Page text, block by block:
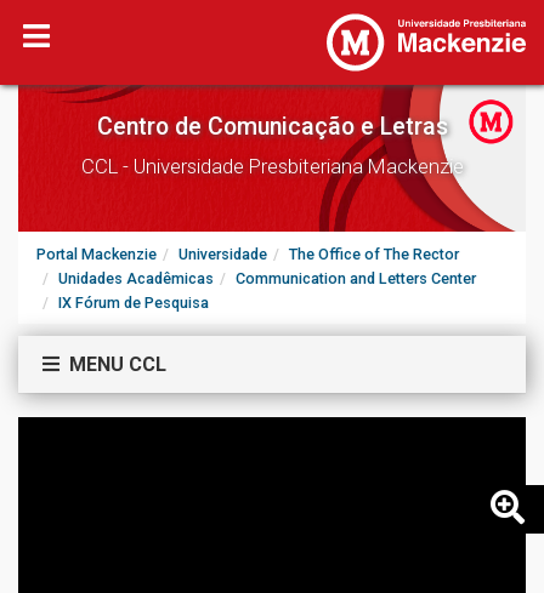
Centro de Comunicação e Letras
CCL - Universidade Presbiteriana Mackenzie
Portal Mackenzie Universidade
The Office of The Rector
Unidades Acadêmicas
Communication and Letters Center
IX Fórum de Pesquisa
MENU CCL